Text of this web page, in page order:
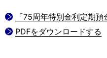
「75周年特別金利定期
PDFをダウンロードする